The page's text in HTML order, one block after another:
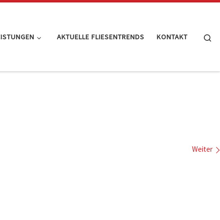
AKTUELLE FLIESENTRENDS KONTAKT
Weiter